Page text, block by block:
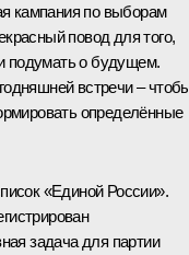
кампания по выборам
повод для того,
подумать о будущем.
встречи –
определённые
«Единой России».
задача для партии